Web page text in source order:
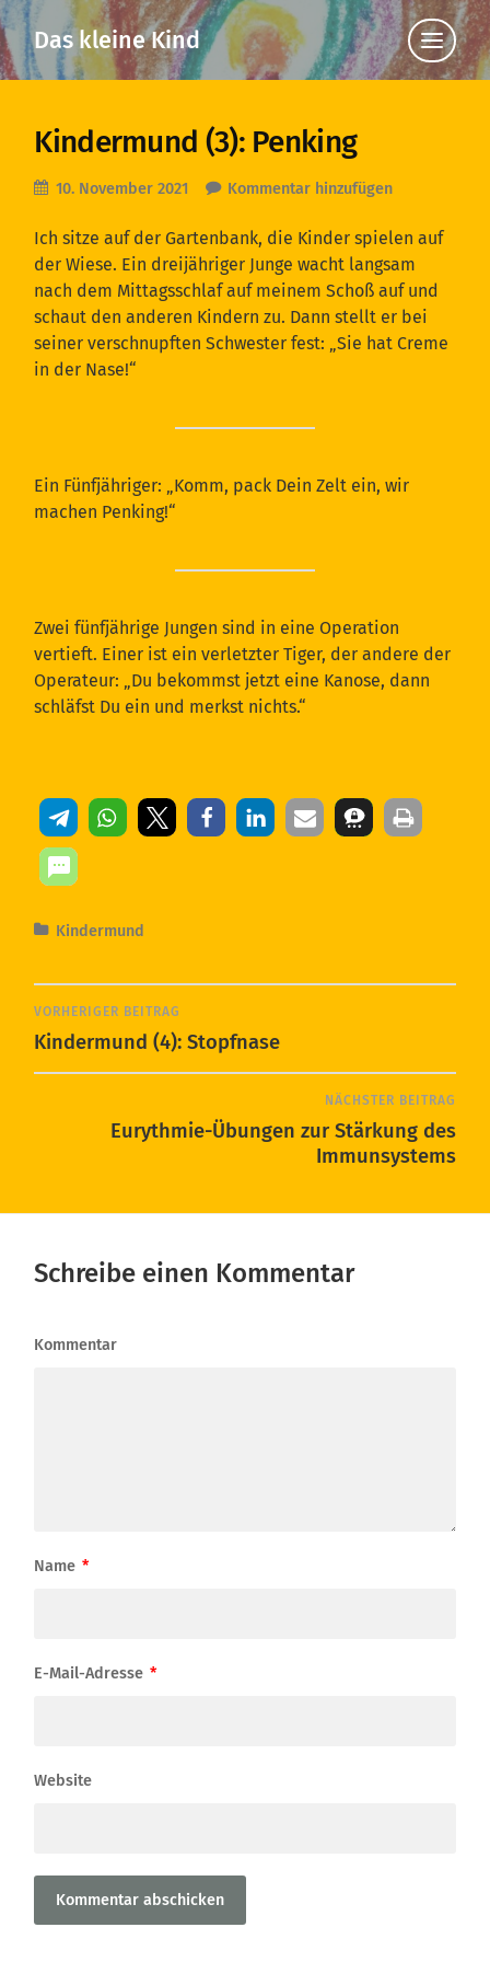
Das kleine Kind
Klicke
hier,
um
Kindermund (3): Penking
10. November 2021 Kommentar hinzufügen
Ich sitze auf der Gartenbank, die Kinder spielen auf
der Wiese. Ein dreijähriger Junge wacht langsam
nach dem Mittagsschlaf auf meinem Schoß auf und
schaut den anderen Kindern zu. Dann stellt er bei
seiner verschnupften Schwester fest: „Sie hat Creme
in der Nase!“
Ein Fünfjähriger: „Komm, pack Dein Zelt ein, wir
machen Penking!“
Zwei fünfjährige Jungen sind in eine Operation
vertieft. Einer ist ein verletzter Tiger, der andere der
Operateur: „Du bekommst jetzt eine Kanose, dann
schläfst Du ein und merkst nichts.“
Kindermund
VORHERIGER BEITRAG
Kindermund (4): Stopfnase
NÄCHSTER BEITRAG
Eurythmie-Übungen zur Stärkung des
Immunsystems
Schreibe einen Kommentar
Kommentar
Name *
E-Mail-Adresse *
Website